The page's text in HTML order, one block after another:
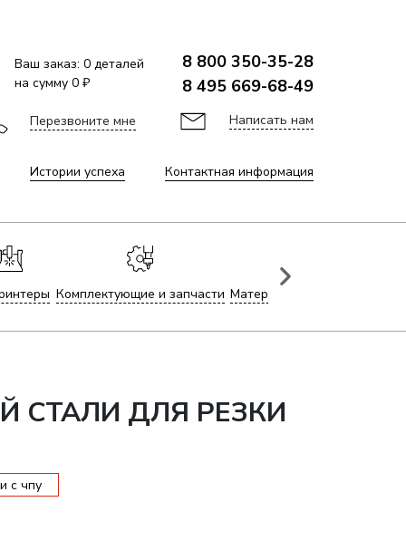
Ваш заказ: 0деталей
на сумму 0 ₽
8 800 350-35-28
8 495 669-68-49
Перезвоните мне Написать нам
Истории успеха Контактная информация
Комплектующие и запчасти Материалы для лазерной
СТАЛИ ДЛЯ РЕЗКИ
с чпу